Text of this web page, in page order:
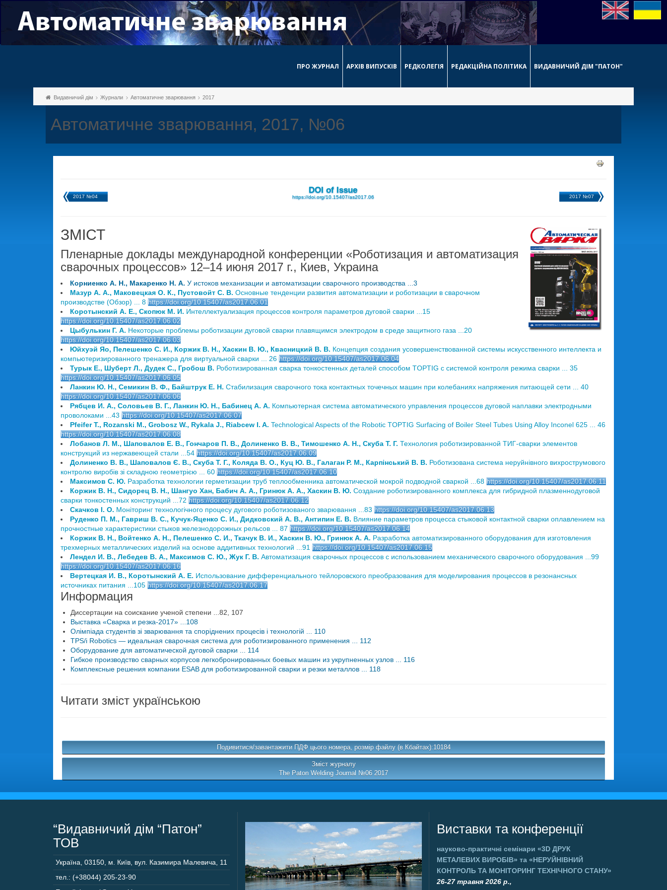
ПРО ЖУРНАЛ АРХІВ ВИПУСКІВ РЕДКОЛЕГІЯ РЕДАКЦІЙНА ПОЛІТИКА ВИДАВНИЧИЙ ДІМ "ПАТОН"
Видавничий дім Журнали Автоматичне зварювання 2017
Автоматичне зварювання, 2017, №06
2017 №04
DOI of Issue
https://doi.org/10.15407/as2017.06 2017 №07
ЗМІСТ
Пленарные доклады международной конференции «Роботизация и автоматизация
сварочных процессов» 12–14 июня 2017 г., Киев, Украина
Корниенко А. Н., Макаренко Н. А. У истоков механизации и автоматизации сварочного производства ...3
Мазур А. А., Маковецкая О. К., Пустовойт С. В. Основные тенденции развития автоматизации и роботизации в сварочном
производстве (Обзор) ... 8 https://doi.org/10.15407/as2017.06.01
Коротынский А. Е., Скопюк М. И. Интеллектуализация процессов контроля параметров дуговой сварки ...15
https://doi.org/10.15407/as2017.06.02
Цыбулькин Г. А. Некоторые проблемы роботизации дуговой сварки плавящимся электродом в среде защитного газа ...20
https://doi.org/10.15407/as2017.06.03
Юйхуэй Яо, Пелешенко С. И., Коржик В. Н., Хаскин В. Ю., Квасницкий В. В. Концепция создания усовершенствованной системы искусственного интеллекта и
компьютеризированного тренажера для виртуальной сварки ... 26 https://doi.org/10.15407/as2017.06.04
Турык Е., Шуберт Л., Дудек С., Гробош В. Роботизированная сварка тонкостенных деталей способом TOPTIG с системой контроля режима сварки ... 35
https://doi.org/10.15407/as2017.06.05
Ланкин Ю. Н., Семикин В. Ф., Байштрук Е. Н. Стабилизация сварочного тока контактных точечных машин при колебаниях напряжения питающей сети ... 40
https://doi.org/10.15407/as2017.06.06
Рябцев И. А., Соловьев В. Г., Ланкин Ю. Н., Бабинец А. А. Компьютерная система автоматического управления процессов дуговой наплавки электродными
проволоками ...43 https://doi.org/10.15407/as2017.06.07
Pfeifer T., Rozanski M., Grobosz W., Rykala J., Riabcew I. A. Technological Aspects of the Robotic TOPTIG Surfacing of Boiler Steel Tubes Using Alloy Inconel 625 ... 46
https://doi.org/10.15407/as2017.06.08
Лобанов Л. М., Шаповалов Е. В., Гончаров П. В., Долиненко В. В., Тимошенко А. Н., Скуба Т. Г. Технология роботизированной ТИГ-сварки элементов
конструкций из нержавеющей стали ...54 https://doi.org/10.15407/as2017.06.09
Долиненко В. В., Шаповалов Є. В., Скуба Т. Г., Коляда В. О., Куц Ю. В., Галаган Р. М., Карпінський В. В. Роботизована система неруйнівного вихрострумового
контролю виробів зі складною геометрією ... 60 https://doi.org/10.15407/as2017.06.10
Максимов С. Ю. Разработка технологии герметизации труб теплообменника автоматической мокрой подводной сваркой ...68 https://doi.org/10.15407/as2017.06.11
Коржик В. Н., Сидорец В. Н., Шангуо Хан, Бабич А. А., Гринюк А. А., Хаскин В. Ю. Создание роботизированного комплекса для гибридной плазменнодуговой
сварки тонкостенных конструкций ...72 https://doi.org/10.15407/as2017.06.12
Скачков І. О. Моніторинг технологічного процесу дугового роботизованого зварювання ...83 https://doi.org/10.15407/as2017.06.13
Руденко П. М., Гавриш В. С., Кучук-Яценко С. И., Дидковский А. В., Антипин Е. В. Влияние параметров процесса стыковой контактной сварки оплавлением на
прочностные характеристики стыков железнодорожных рельсов ... 87 https://doi.org/10.15407/as2017.06.14
Коржик В. Н., Войтенко А. Н., Пелешенко С. И., Ткачук В. И., Хаскин В. Ю., Гринюк А. А. Разработка автоматизированного оборудования для изготовления
трехмерных металлических изделий на основе аддитивных технологий ...91 https://doi.org/10.15407/as2017.06.15
Лендел И. В., Лебедев В. А., Максимов С. Ю., Жук Г. В. Автоматизация сварочных процессов с использованием механического сварочного оборудования ...99
https://doi.org/10.15407/as2017.06.16
Вертецкая И. В., Коротынский А. Е. Использование дифференциального тейлоровского преобразования для моделирования процессов в резонансных
источниках питания ...105 https://doi.org/10.15407/as2017.06.17
Информация
Диссертации на соискание ученой степени ...82, 107
Выставка «Сварка и резка-2017» ...108
Олімпіада студентів зі зварювання та споріднених процесів і технологій ... 110
TPS/i Robotics — идеальная сварочная система для роботизированного применения ... 112
Оборудование для автоматической дуговой сварки ... 114
Гибкое производство сварных корпусов легкобронированных боевых машин из укрупненных узлов ... 116
Комплексные решения компании ESAB для роботизированной сварки и резки металлов ... 118
Читати зміст українською
Подивитися/завантажити ПДФ цього номера, розмір файлу (в Кбайтах):10184
Зміст журналу
The Paton Welding Journal №06 2017
“Видавничий дім “Патон”
ТОВ
Україна 03150 м. Київ, вул. Казимира Малевича, 11
тел.: (+38044) 205-23-90
Виставки та конференції
науково-практичні семінари«3D ДРУК
МЕТАЛЕВИХ ВИРОБІВ» та«НЕРУЙНІВНИЙ
КОНТРОЛЬ ТА МОНІТОРИНГ ТЕХНІЧНОГО СТАНУ»
26-27 травня 2026 р.,